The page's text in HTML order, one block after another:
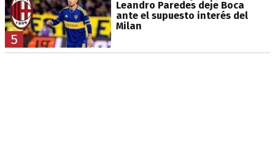
5
Leandro Paredes deje Boca
ante el supuesto interés del
Milan